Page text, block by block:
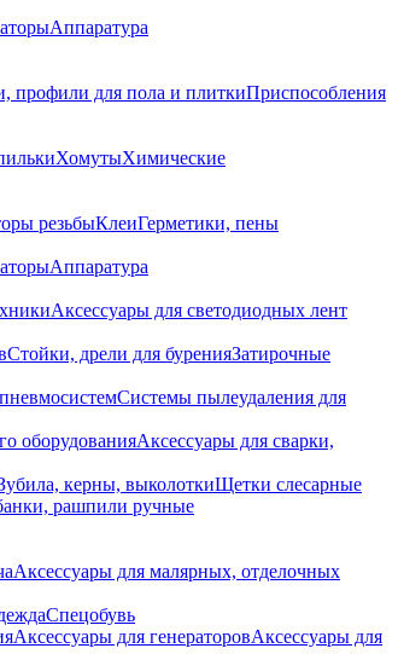
Аппаратура
профили для пола и плиткиПриспособления
ХомутыХимические
резьбыКлеиГерметики, пены
Аппаратура
Аксессуары для светодиодных лент
Стойки, дрели для буренияЗатирочные
Системы пылеудаления для
оборудованияАксессуары для сварки,
керны, выколоткиЩетки слесарные
рашпили ручные
Аксессуары для малярных, отделочных
Спецобувь
Аксессуары для генераторовАксессуары для